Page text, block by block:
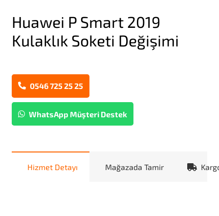
Huawei P Smart 2019
Kulaklık Soketi Değişimi
0546 725 25 25
WhatsApp Müşteri Destek
Hizmet Detayı Mağazada Tamir